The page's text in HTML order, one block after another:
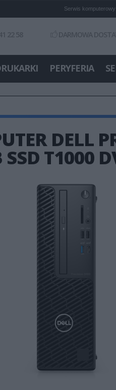
Serwis komputerowy
22 58 DARMOWA
PERYFERIA
DELL
SSD T1000